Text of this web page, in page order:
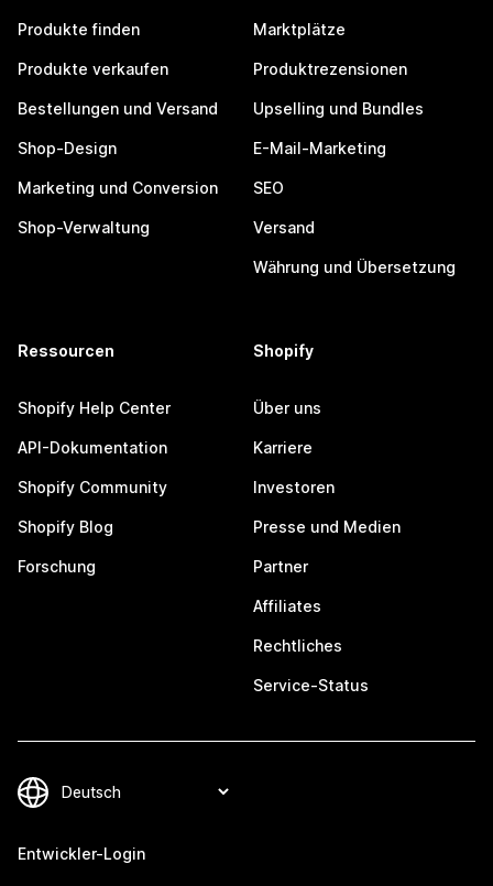
Produkte finden
Produkte verkaufen
Bestellungen und Versand
Shop-Design
Marketing und Conversion
Shop-Verwaltung
Marktplätze
Produktrezensionen
Upselling und Bundles
E-Mail-Marketing
SEO
Versand
Währung und Übersetzung
Ressourcen
Shopify Help Center
API-Dokumentation
Shopify Community
Shopify Blog
Forschung
Shopify
Über uns
Karriere
Investoren
Presse und Medien
Partner
Affiliates
Rechtliches
Service-Status
Entwickler-Login